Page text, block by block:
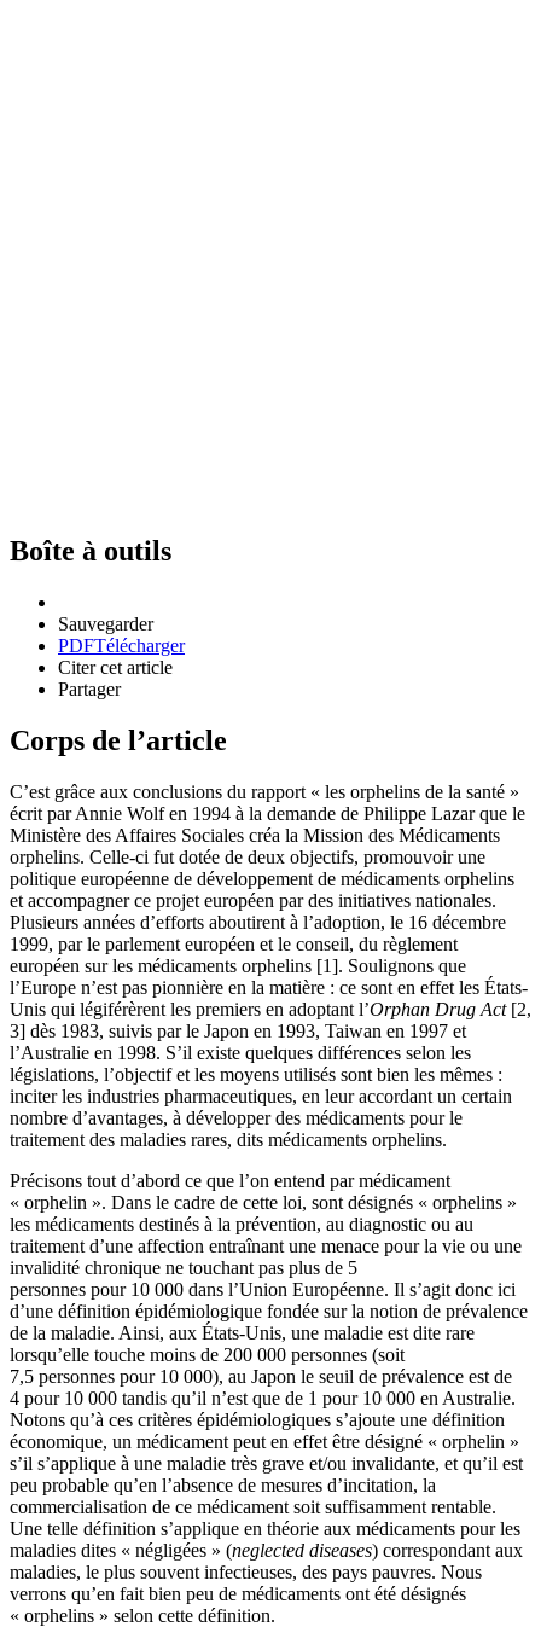
Boîte à outils
Sauvegarder
PDFTélécharger
Citer cet article
Partager
Corps de l’article
C’est grâce aux conclusions du rapport « les orphelins de la santé »
écrit par Annie Wolf en 1994 à la demande de Philippe Lazar que le
Ministère des Affaires Sociales créa la Mission des Médicaments
orphelins. Celle-ci fut dotée de deux objectifs, promouvoir une
politique européenne de développement de médicaments orphelins
et accompagner ce projet européen par des initiatives nationales.
Plusieurs années d’efforts aboutirent à l’adoption, le 16 décembre
1999, par le parlement européen et le conseil, du règlement
européen sur les médicaments orphelins [1]. Soulignons que
l’Europe n’est pas pionnière en la matière : ce sont en effet les États-
Unis qui légiférèrent les premiers en adoptant l’Orphan Drug Act [2,
3] dès 1983, suivis par le Japon en 1993, Taiwan en 1997 et
l’Australie en 1998. S’il existe quelques différences selon les
législations, l’objectif et les moyens utilisés sont bien les mêmes :
inciter les industries pharmaceutiques, en leur accordant un certain
nombre d’avantages, à développer des médicaments pour le
traitement des maladies rares, dits médicaments orphelins.
Précisons tout d’abord ce que l’on entend par médicament
« orphelin ». Dans le cadre de cette loi, sont désignés « orphelins »
les médicaments destinés à la prévention, au diagnostic ou au
traitement d’une affection entraînant une menace pour la vie ou une
invalidité chronique ne touchant pas plus de 5
personnes pour 10 000 dans l’Union Européenne. Il s’agit donc ici
d’une définition épidémiologique fondée sur la notion de prévalence
de la maladie. Ainsi, aux États-Unis, une maladie est dite rare
lorsqu’elle touche moins de 200 000 personnes (soit
7,5 personnes pour 10 000), au Japon le seuil de prévalence est de
4 pour 10 000 tandis qu’il n’est que de 1 pour 10 000 en Australie.
Notons qu’à ces critères épidémiologiques s’ajoute une définition
économique, un médicament peut en effet être désigné « orphelin »
s’il s’applique à une maladie très grave et/ou invalidante, et qu’il est
peu probable qu’en l’absence de mesures d’incitation, la
commercialisation de ce médicament soit suffisamment rentable.
Une telle définition s’applique en théorie aux médicaments pour les
maladies dites « négligées » (neglected diseases) correspondant aux
maladies, le plus souvent infectieuses, des pays pauvres. Nous
verrons qu’en fait bien peu de médicaments ont été désignés
« orphelins » selon cette définition.